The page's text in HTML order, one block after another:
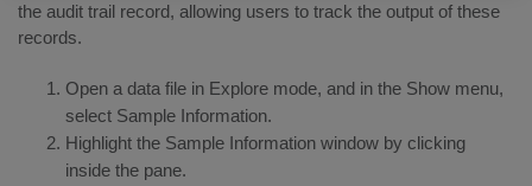
the audit trail record, allowing users to track the output of these
records.
Open a data file in Explore mode, and in the Show menu,
select Sample Information.
Highlight the Sample Information window by clicking
inside the pane.